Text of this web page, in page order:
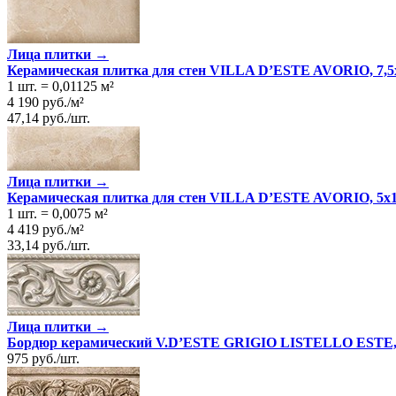
Лица плитки →
Керамическая плитка для стен VILLA D’ESTE AVORIO,
1 шт. = 0,01125 м²
4 190 руб./м²
47,14 руб./шт.
Лица плитки →
Керамическая плитка для стен VILLA D’ESTE AVORIO,
1 шт. = 0,0075 м²
4 419 руб./м²
33,14 руб./шт.
Лица плитки →
Бордюр керамический V.D’ESTE GRIGIO LISTELLO
975 руб./шт.